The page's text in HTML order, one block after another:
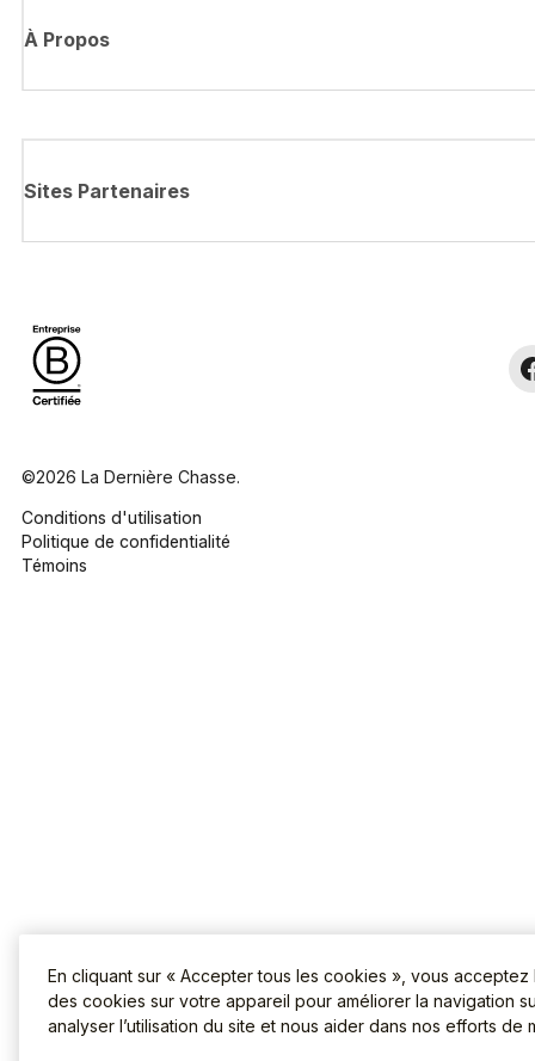
À Propos
Sites Partenaires
©2026 La Dernière Chasse.
Conditions d'utilisation
Politique de confidentialité
Témoins
En cliquant sur « Accepter tous les cookies », vous
des cookies sur votre appareil pour améliorer la navigation
analyser l’utilisation du site et nous aider dans nos efforts de